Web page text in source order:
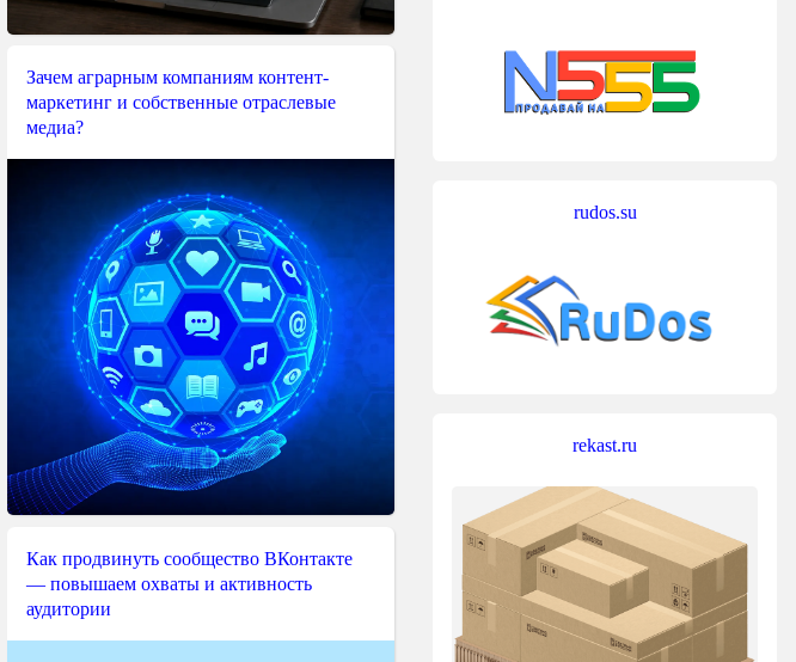
Зачем аграрным компаниям контент-
маркетинг и собственные отраслевые
медиа?
Как продвинуть сообщество ВКонтакте
— повышаем охваты и активность
аудитории
rudos.su
rekast.ru